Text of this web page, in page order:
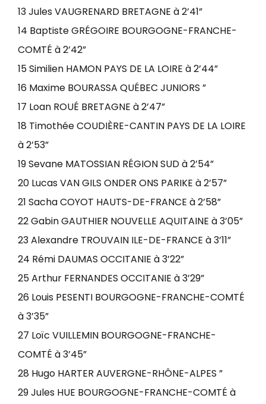
13 Jules VAUGRENARD BRETAGNE à 2’41”
14 Baptiste GRÉGOIRE BOURGOGNE-FRANCHE-
COMTÉ à 2’42”
15 Similien HAMON PAYS DE LA LOIRE à 2’44”
16 Maxime BOURASSA QUÉBEC JUNIORS ”
17 Loan ROUÉ BRETAGNE à 2’47”
18 Timothée COUDIÈRE-CANTIN PAYS DE LA LOIRE
à 2’53”
19 Sevane MATOSSIAN RÉGION SUD à 2’54”
20 Lucas VAN GILS ONDER ONS PARIKE à 2’57”
21 Sacha COYOT HAUTS-DE-FRANCE à 2’58”
22 Gabin GAUTHIER NOUVELLE AQUITAINE à 3’05”
23 Alexandre TROUVAIN ILE-DE-FRANCE à 3’11”
24 Rémi DAUMAS OCCITANIE à 3’22”
25 Arthur FERNANDES OCCITANIE à 3’29”
26 Louis PESENTI BOURGOGNE-FRANCHE-COMTÉ
à 3’35”
27 Loïc VUILLEMIN BOURGOGNE-FRANCHE-
COMTÉ à 3’45”
28 Hugo HARTER AUVERGNE-RHÔNE-ALPES ”
29 Jules HUE BOURGOGNE-FRANCHE-COMTÉ à